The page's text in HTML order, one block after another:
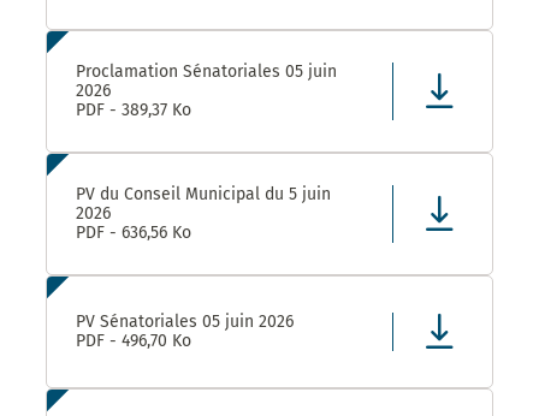
Proclamation Sénatoriales 05 juin
2026
PDF - 389,37 Ko
PV du Conseil Municipal du 5 juin
2026
PDF - 636,56 Ko
PV Sénatoriales 05 juin 2026
PDF - 496,70 Ko